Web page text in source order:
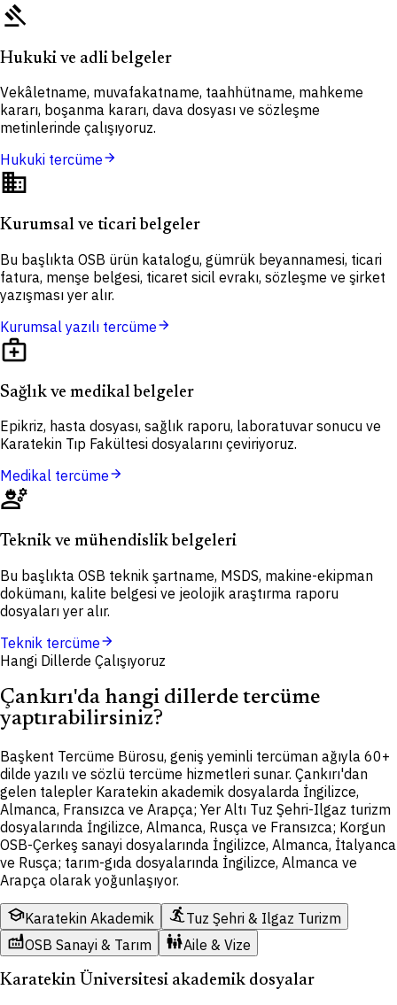
gavel
Hukuki ve adli belgeler
Vekâletname, muvafakatname, taahhütname, mahkeme
kararı, boşanma kararı, dava dosyası ve sözleşme
metinlerinde çalışıyoruz.
Hukuki tercümearrow_forward
domain
Kurumsal ve ticari belgeler
Bu başlıkta OSB ürün katalogu, gümrük beyannamesi, ticari
fatura, menşe belgesi, ticaret sicil evrakı, sözleşme ve şirket
yazışması yer alır.
Kurumsal yazılı tercümearrow_forward
medical_services
Sağlık ve medikal belgeler
Epikriz, hasta dosyası, sağlık raporu, laboratuvar sonucu ve
Karatekin Tıp Fakültesi dosyalarını çeviriyoruz.
Medikal tercümearrow_forward
engineering
Teknik ve mühendislik belgeleri
Bu başlıkta OSB teknik şartname, MSDS, makine-ekipman
dokümanı, kalite belgesi ve jeolojik araştırma raporu
dosyaları yer alır.
Teknik tercümearrow_forward
Hangi Dillerde Çalışıyoruz
Çankırı'da hangi dillerde tercüme
yaptırabilirsiniz?
Başkent Tercüme Bürosu, geniş yeminli tercüman ağıyla 60+
dilde yazılı ve sözlü tercüme hizmetleri sunar. Çankırı'dan
gelen talepler Karatekin akademik dosyalarda İngilizce,
Almanca, Fransızca ve Arapça; Yer Altı Tuz Şehri-Ilgaz turizm
dosyalarında İngilizce, Almanca, Rusça ve Fransızca; Korgun
OSB-Çerkeş sanayi dosyalarında İngilizce, Almanca, İtalyanca
ve Rusça; tarım-gıda dosyalarında İngilizce, Almanca ve
Arapça olarak yoğunlaşıyor.
schoolKaratekin Akademik snowboarding Tuz Şehri & Ilgaz Turizm
factoryOSB Sanayi & Tarım family_restroomAile & Vize
Karatekin Üniversitesi akademik dosyalar